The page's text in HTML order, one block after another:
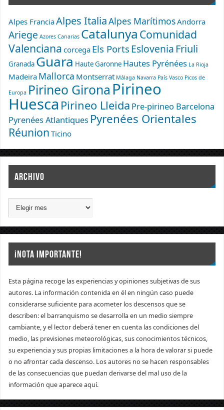
Alpes FranciaAlpes ItaliaAlpes MarítimosAndorra
Ariege Azores Canarias Catalunya Comunidad
Valenciana corcega Els Ports Eslovenia Friuli
Granada Guara Haute Garonne Hautes Pyrénées La Rioja
Madeira Mallorca Montserrat Málaga Navarra País Vasco Picos de
Europa Pirineo Girona Pirineo
Huesca Pirineo Lleida Pre-pirineo Barcelona
Pyrenées Atlantiques Pyrenées Orientales
Réunion Ticino
ARCHIVO
¡NOTA IMPORTANTE!
Esta página recoge las experiencias y opiniones subjetivas de sus
autores. La información contenida en él en ningún caso puede
considerarse suficiente para acometer los descensos que se
describen: el barranquismo se desarrolla en un medio siempre
cambiante, y el lector deberá tener en cuenta las condiciones del
medio, las previsiones meteorológicas, sus conocimientos técnicos,
su experiencia y sus propias limitaciones a la hora de valorar si puede
o no afrontar cada descenso. Los autores no se hacen responsables
de las consecuencias que puedan derivarse del mal uso de la
información que aparece aquí.